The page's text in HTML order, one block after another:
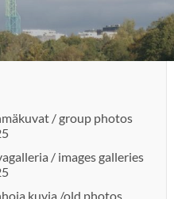
/ group photos
/ images galleries
kuvia /old photos